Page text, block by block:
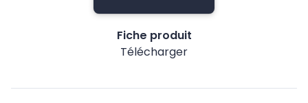
Fiche produit
Télécharger